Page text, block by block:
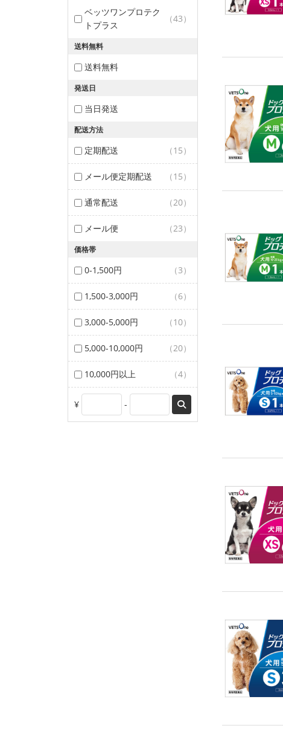
ベッツワンプロテク
トプラス
（43）
送料無料
送料無料
発送日
当日発送
配送方法
定期配送 （15）
メール便定期配送 （15）
通常配送 （20）
メール便 （23）
価格帯
0-1,500円 （3）
1,500-3,000円 （6）
3,000-5,000円 （10）
5,000-10,000円 （20）
10,000円以上 （4）
¥ -